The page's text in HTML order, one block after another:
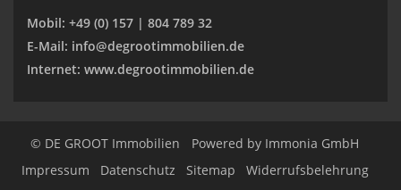
Mobil: +49 (0) 157 | 804 789 32
E-Mail: info@degrootimmobilien.de
Internet: www.degrootimmobilien.de
© DE GROOT Immobilien Powered by Immonia GmbH
Impressum
Datenschutz Sitemap Widerrufsbelehrung